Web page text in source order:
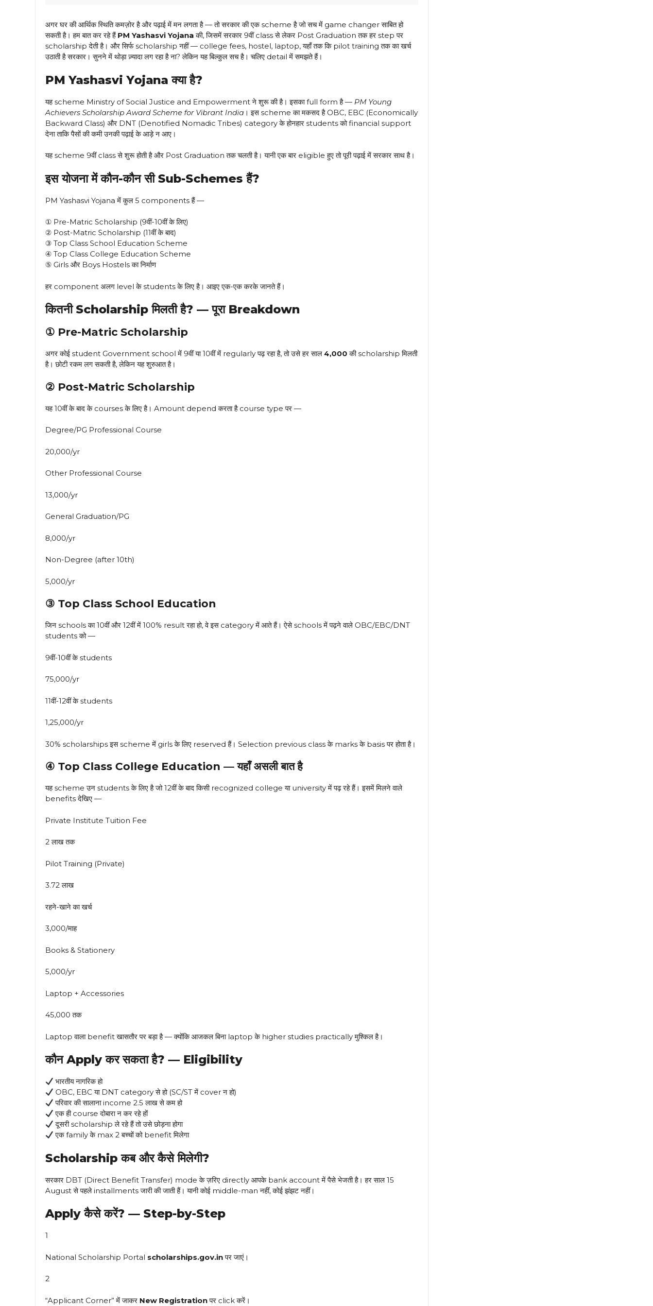
अगर घर की आर्थिक स्थिति कमज़ोर है और पढ़ाई में मन लगता है — तो सरकार की एक scheme है जो सच में game changer साबित हो
सकती है। हम बात कर रहे हैं PM Yashasvi Yojana की, जिसमें सरकार 9वीं class से लेकर Post Graduation तक हर step पर
scholarship देती है। और सिर्फ scholarship नहीं — college fees, hostel, laptop, यहाँ तक कि pilot training तक का खर्च
उठाती है सरकार। सुनने में थोड़ा ज़्यादा लग रहा है ना? लेकिन यह बिल्कुल सच है। चलिए detail में समझते हैं।
PM Yashasvi Yojana क्या है?
यह scheme Ministry of Social Justice and Empowerment ने शुरू की है। इसका full form है — PM Young
Achievers Scholarship Award Scheme for Vibrant India । इस scheme का मकसद है OBC, EBC (Economically
Backward Class) और DNT (Denotified Nomadic Tribes) category के होनहार students को financial support
देना ताकि पैसों की कमी उनकी पढ़ाई के आड़े न आए।
यह scheme 9वीं class से शुरू होती है और Post Graduation तक चलती है। यानी एक बार eligible हुए तो पूरी पढ़ाई में सरकार साथ है।
इस योजना में कौन-कौन सी Sub-Schemes हैं?
PM Yashasvi Yojana में कुल 5 components हैं —
① Pre-Matric Scholarship (9वीं-10वीं के लिए)
② Post-Matric Scholarship (11वीं के बाद)
③ Top Class School Education Scheme
④ Top Class College Education Scheme
⑤ Girls और Boys Hostels का निर्माण
हर component अलग level के students के लिए है। आइए एक-एक करके जानते हैं।
कितनी Scholarship मिलती है? — पूरा Breakdown
① Pre-Matric Scholarship
अगर कोई student Government school में 9वीं या 10वीं में regularly पढ़ रहा है, तो उसे हर साल ₹4,000 की scholarship मिलती
है। छोटी रकम लग सकती है, लेकिन यह शुरुआत है।
② Post-Matric Scholarship
यह 10वीं के बाद के courses के लिए है। Amount depend करता है course type पर —
Degree/PG Professional Course
₹20,000/yr
Other Professional Course
₹13,000/yr
General Graduation/PG
₹8,000/yr
Non-Degree (after 10th)
₹5,000/yr
③ Top Class School Education
जिन schools का 10वीं और 12वीं में 100% result रहा हो, वे इस category में आते हैं। ऐसे schools में पढ़ने वाले OBC/EBC/DNT
students को —
9वीं-10वीं के students
₹75,000/yr
11वीं-12वीं के students
₹1,25,000/yr
30% scholarships इस scheme में girls के लिए reserved हैं। Selection previous class के marks के basis पर होता है।
④ Top Class College Education — यहाँ असली बात है
यह scheme उन students के लिए है जो 12वीं के बाद किसी recognized college या university में पढ़ रहे हैं। इसमें मिलने वाले
benefits देखिए —
Private Institute Tuition Fee
₹2 लाख तक
Pilot Training (Private)
₹3.72 लाख
रहने-खाने का खर्च
₹3,000/माह
Books & Stationery
₹5,000/yr
Laptop + Accessories
₹45,000 तक
Laptop वाला benefit खासतौर पर बड़ा है — क्योंकि आजकल बिना laptop के higher studies practically मुश्किल है।
कौन Apply कर सकता है? — Eligibility
भारतीय नागरिक हो
OBC, EBC या DNT category से हो (SC/ST में cover न हो)
परिवार की सालाना income ₹2.5 लाख से कम हो
एक ही course दोबारा न कर रहे हों
दूसरी scholarship ले रहे हैं तो उसे छोड़ना होगा
एक family के max 2 बच्चों को benefit मिलेगा
Scholarship कब और कैसे मिलेगी?
सरकार DBT (Direct Benefit Transfer) mode के ज़रिए directly आपके bank account में पैसे भेजती है। हर साल 15
August से पहले installments जारी की जाती हैं। यानी कोई middle-man नहीं, कोई झंझट नहीं।
Apply कैसे करें? — Step-by-Step
1
National Scholarship Portal scholarships.gov.inपर जाएं।
2
“Applicant Corner” में जाकर New Registrationपर click करें।